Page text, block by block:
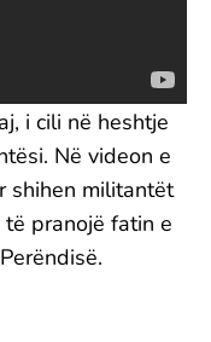
i cili në heshtje
Në videon e
shihen militantët
pranojë fatin e